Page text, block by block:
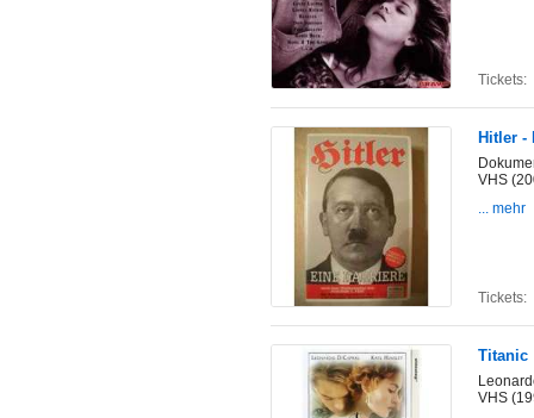
Tickets:
Hitler -
VHS
... mehr
Tickets:
Titanic
VHS